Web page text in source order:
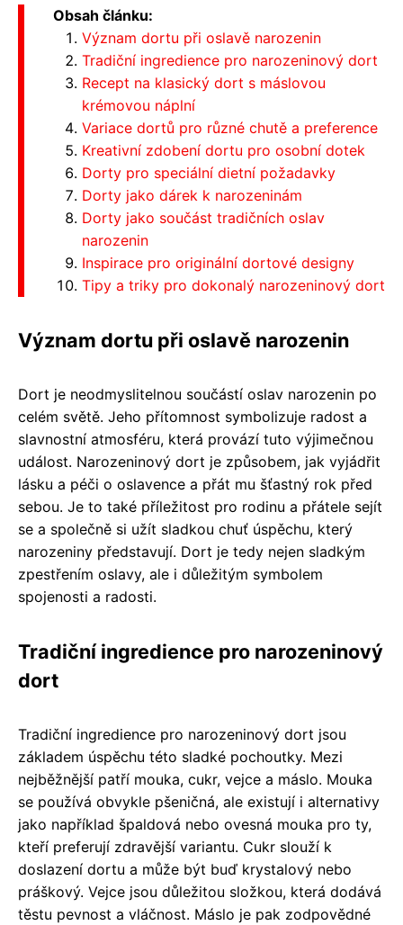
Obsah článku:
Význam dortu při oslavě narozenin
Tradiční ingredience pro narozeninový dort
Recept na klasický dort s máslovou
krémovou náplní
Variace dortů pro různé chutě a preference
Kreativní zdobení dortu pro osobní dotek
Dorty pro speciální dietní požadavky
Dorty jako dárek k narozeninám
Dorty jako součást tradičních oslav
narozenin
Inspirace pro originální dortové designy
Tipy a triky pro dokonalý narozeninový dort
Význam dortu při oslavě narozenin
Dort je neodmyslitelnou součástí oslav narozenin po
celém světě. Jeho přítomnost symbolizuje radost a
slavnostní atmosféru, která provází tuto výjimečnou
událost. Narozeninový dort je způsobem, jak vyjádřit
lásku a péči o oslavence a přát mu šťastný rok před
sebou. Je to také příležitost pro rodinu a přátele sejít
se a společně si užít sladkou chuť úspěchu, který
narozeniny představují. Dort je tedy nejen sladkým
zpestřením oslavy, ale i důležitým symbolem
spojenosti a radosti.
Tradiční ingredience pro narozeninový
dort
Tradiční ingredience pro narozeninový dort jsou
základem úspěchu této sladké pochoutky. Mezi
nejběžnější patří mouka, cukr, vejce a máslo. Mouka
se používá obvykle pšeničná, ale existují i alternativy
jako například špaldová nebo ovesná mouka pro ty,
kteří preferují zdravější variantu. Cukr slouží k
doslazení dortu a může být buď krystalový nebo
práškový. Vejce jsou důležitou složkou, která dodává
těstu pevnost a vláčnost. Máslo je pak zodpovědné